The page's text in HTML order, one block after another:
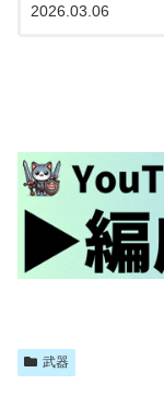
2026.03.06
武器